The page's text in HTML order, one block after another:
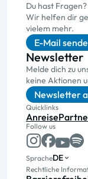
Du hast Fragen?
Wir helfen dir
vielem mehr.
E-Mail
Newsletter
Melde dich zu
keine Aktionen
Newsletter
Quicklinks
Anreise
Follow us
SpracheDE
Rechtliche